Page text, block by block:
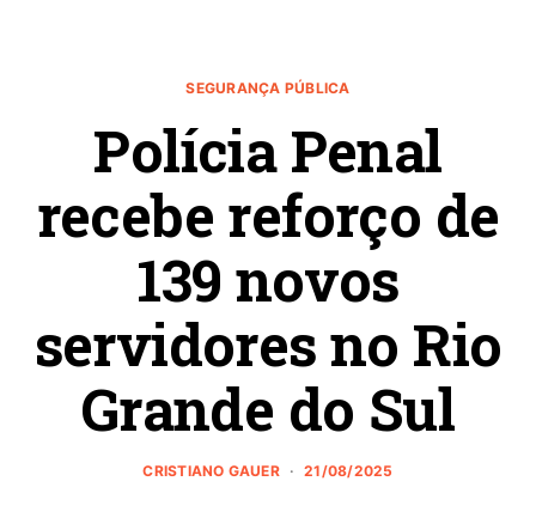
SEGURANÇA PÚBLICA
Polícia Penal
recebe reforço de
139 novos
servidores no Rio
Grande do Sul
CRISTIANO GAUER 21/08/2025